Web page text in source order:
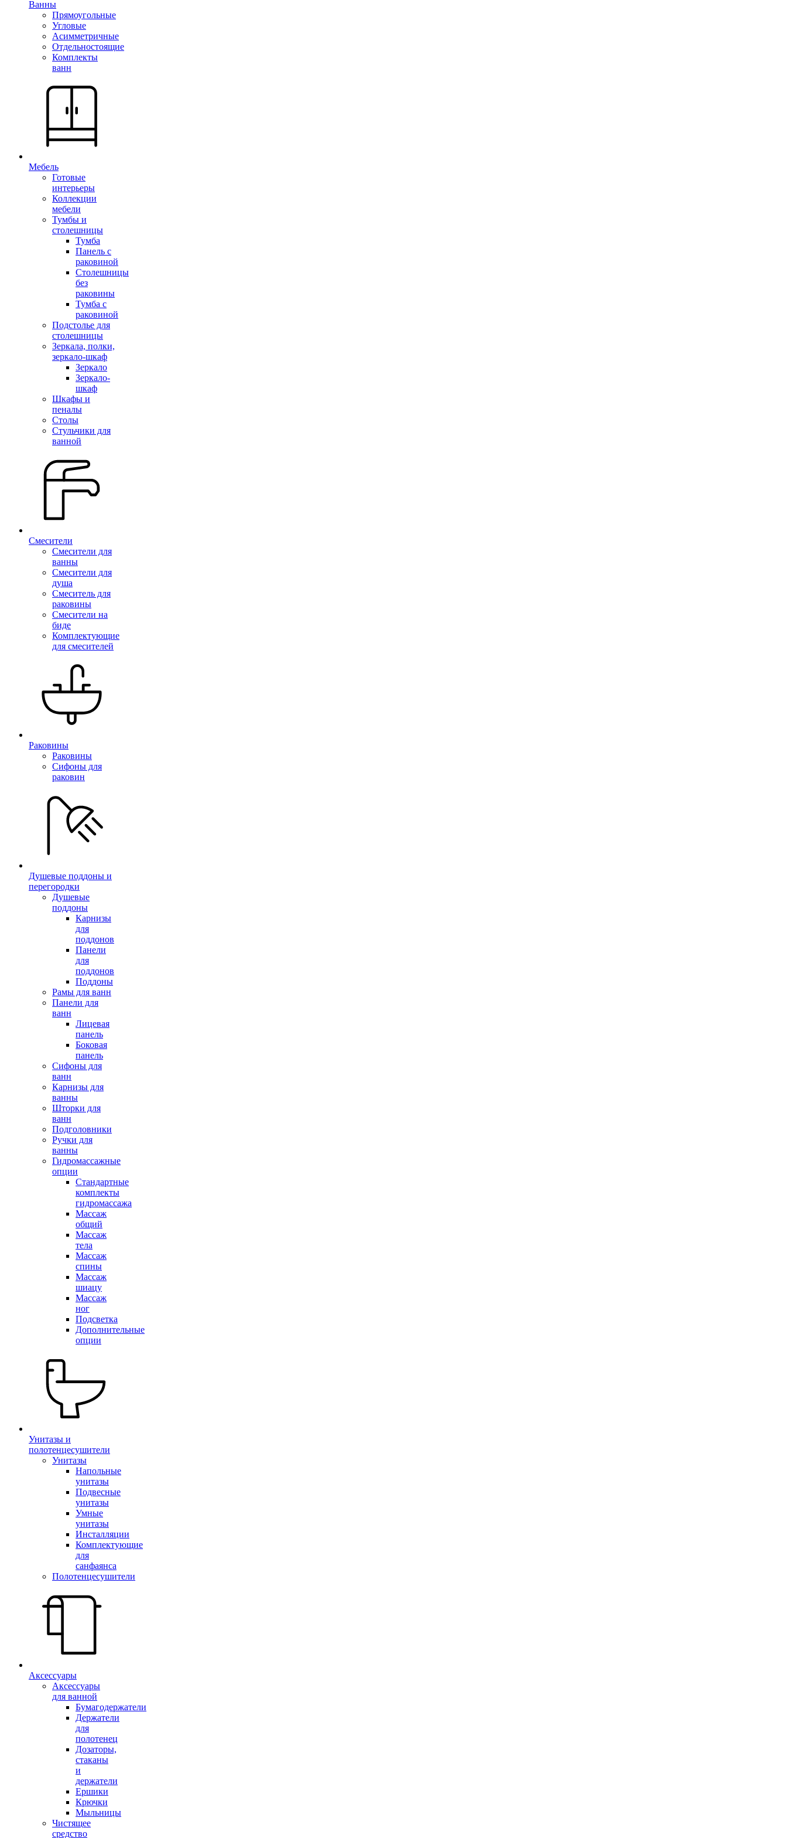
Ванны
Прямоугольные
Угловые
Асимметричные
Отдельностоящие
Комплекты
ванн
Мебель
Готовые
интерьеры
Коллекции
мебели
Тумбы и
столешницы
Тумба
Панель с
раковиной
Столешницы
без
раковины
Тумба с
раковиной
Подстолье для
столешницы
Зеркала, полки,
зеркало-шкаф
Зеркало
Зеркало-
шкаф
Шкафы и
пеналы
Столы
Стульчики для
ванной
Смесители
Смесители для
ванны
Смесители для
душа
Смеситель для
раковины
Смесители на
биде
Комплектующие
для смесителей
Раковины
Раковины
Сифоны для
раковин
Душевые поддоны и
перегородки
Душевые
поддоны
Карнизы
для
поддонов
Панели
для
поддонов
Поддоны
Рамы для ванн
Панели для
ванн
Лицевая
панель
Боковая
панель
Сифоны для
ванн
Карнизы для
ванны
Шторки для
ванн
Подголовники
Ручки для
ванны
Гидромассажные
опции
Стандартные
комплекты
гидромассажа
Массаж
общий
Массаж
тела
Массаж
спины
Массаж
шиацу
Массаж
ног
Подсветка
Дополнительные
опции
Унитазы и
полотенцесушители
Унитазы
Напольные
унитазы
Подвесные
унитазы
Умные
унитазы
Инсталляции
Комплектующие
для
санфаянса
Полотенцесушители
Аксессуары
Аксессуары
для ванной
Бумагодержатели
Держатели
для
полотенец
Дозаторы,
стаканы
и
держатели
Ершики
Крючки
Мыльницы
Чистящее
средство